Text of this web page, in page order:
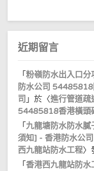
近期留言
「 粉嶺防水出入口
防水公司
司 」於〈進行管道疏
54485818香港橫頭
「 九龍塘防水防水
須知] - 香港防水公
西九龍站防水工程〉
「 香港西九龍站防